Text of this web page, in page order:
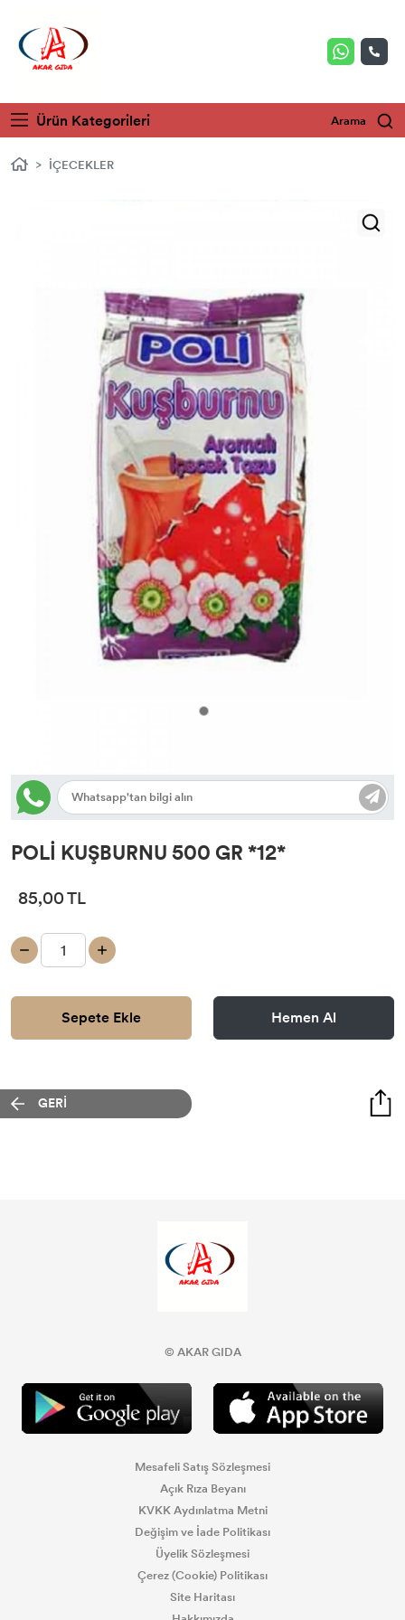
Ürün Kategorileri Arama
İÇECEKLER
POLİ KUŞBURNU 500 GR *12*
85,00 TL
Sepete Ekle Hemen Al
GERİ
© AKAR GIDA
Mesafeli Satış Sözleşmesi
Açık Rıza Beyanı
KVKK Aydınlatma Metni
Değişim ve İade Politikası
Üyelik Sözleşmesi
Çerez (Cookie) Politikası
Site Haritası